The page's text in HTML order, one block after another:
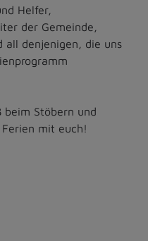
Helfer,
der Gemeinde,
all denjenigen, die uns
beim Stöbern und
mit euch!